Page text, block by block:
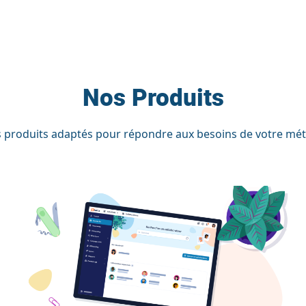
Nos Produits
produits adaptés pour répondre aux besoins de votre